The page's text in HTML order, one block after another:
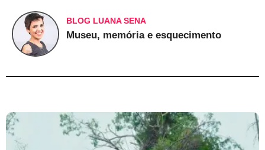
BLOG LUANA SENA
Museu, memória e esquecimento